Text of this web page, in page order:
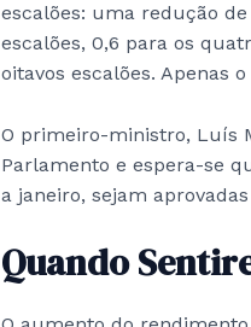
escalões: uma redução
escalões, 0,6 para os
oitavos escalões. Apenas
O primeiro-ministro, Luís
Parlamento e espera-se
a janeiro, sejam
Quando